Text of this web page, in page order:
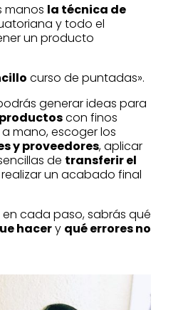
manos la técnica de
y todo el
un producto
curso de puntadas».
generar ideas para
con finos
mano, escoger los
y proveedores, aplicar
de transferir el
realizar un acabado final
cada paso, sabrás qué
hacery qué errores no